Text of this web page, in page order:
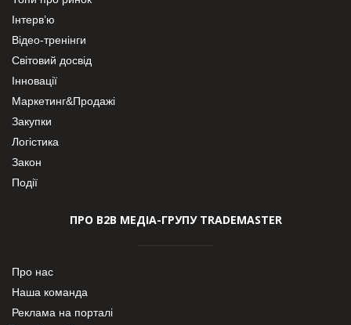
Інтерв’ю
Відео-тренінги
Світовий досвід
Інновації
Маркетинг&Продажі
Закупки
Логістика
Закон
Події
ПРО В2В МЕДІА-ГРУПУ TRADEMASTER
Про нас
Наша команда
Реклама на порталі